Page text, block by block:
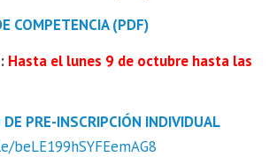
COMPETENCIA (PDF)
Hasta el lunes 9 de octubre hasta las
PRE-INSCRIPCIÓN INDIVIDUAL